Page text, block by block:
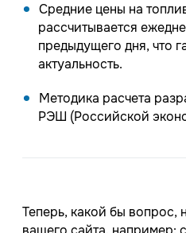
Средние цены на
рассчитывается
предыдущего дня, что
актуальность.
Методика расчета
РЭШ (Российской
Теперь, какой бы вопрос,